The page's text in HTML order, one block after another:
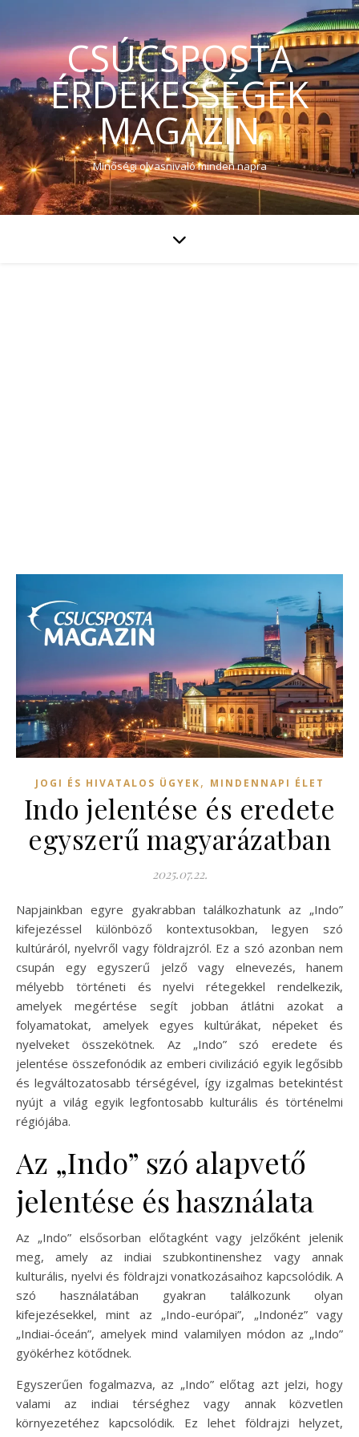
CSÚCSPOSTA
ÉRDEKESSÉGEK
MAGAZIN
Minőségi olvasnivaló minden napra
JOGI ÉS HIVATALOS ÜGYEK, MINDENNAPI ÉLET
Indo jelentése és eredete
egyszerű magyarázatban
2025.07.22.
Napjainkban egyre gyakrabban találkozhatunk az „Indo”
kifejezéssel különböző kontextusokban, legyen szó
kultúráról, nyelvről vagy földrajzról. Ez a szó azonban nem
csupán egy egyszerű jelző vagy elnevezés, hanem
mélyebb történeti és nyelvi rétegekkel rendelkezik,
amelyek megértése segít jobban átlátni azokat a
folyamatokat, amelyek egyes kultúrákat, népeket és
nyelveket összekötnek. Az „Indo” szó eredete és
jelentése összefonódik az emberi civilizáció egyik legősibb
és legváltozatosabb térségével, így izgalmas betekintést
nyújt a világ egyik legfontosabb kulturális és történelmi
régiójába.
Az „Indo” szó alapvető
jelentése és használata
Az „Indo” elsősorban előtagként vagy jelzőként jelenik
meg, amely az indiai szubkontinenshez vagy annak
kulturális, nyelvi és földrajzi vonatkozásaihoz kapcsolódik. A
szó használatában gyakran találkozunk olyan
kifejezésekkel, mint az „Indo-európai”, „Indonéz” vagy
„Indiai-óceán”, amelyek mind valamilyen módon az „Indo”
gyökérhez kötődnek.
Egyszerűen fogalmazva, az „Indo” előtag azt jelzi, hogy
valami az indiai térséghez vagy annak közvetlen
környezetéhez kapcsolódik. Ez lehet földrajzi helyzet,